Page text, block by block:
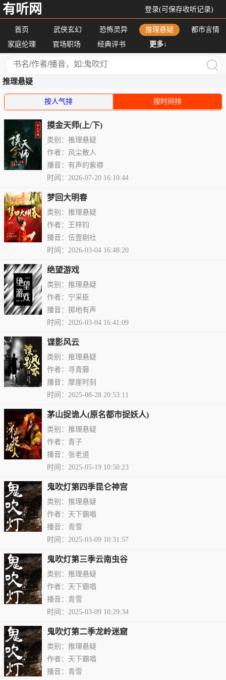
有听网 登录(可保存收听记录)
首页 武侠玄幻 恐怖灵异 推理悬疑
都市言情
家庭伦理
官场职场 经典评书 更多↓
推理悬疑
按人气排 按时间排
摸金天师(上/下)
类别：推理悬疑
作者：风尘散人
播音：有声的紫襟
时间：2026-07-20 16:10:44
梦回大明春
类别：推理悬疑
作者：王梓钧
播音：伍壹剧社
时间：2026-03-04 16:48:20
绝望游戏
类别：推理悬疑
作者：宁采臣
播音：掷地有声
时间：2026-03-04 16:41:09
谍影风云
类别：推理悬疑
作者：寻青藤
播音：摩崖时刻
时间：2025-08-28 20:53:11
茅山捉诡人(原名都市捉妖人)
类别：推理悬疑
作者：青子
播音：张老道
时间：2025-05-19 10:50:23
鬼吹灯第四季昆仑神宫
类别：推理悬疑
作者：天下霸唱
播音：青雪
时间：2025-03-09 10:31:57
鬼吹灯第三季云南虫谷
类别：推理悬疑
作者：天下霸唱
播音：青雪
时间：2025-03-09 10:29:34
鬼吹灯第二季龙岭迷窟
类别：推理悬疑
作者：天下霸唱
播音：青雪